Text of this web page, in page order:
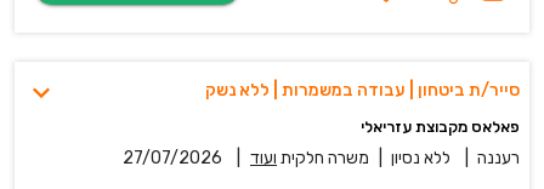
סייר/ת ביטחון | עבודה במשמרות | ללא נשק
פאלאס מקבוצת עזריאלי
רעננה ללא נסיון משרה חלקית ועוד 27/07/2026